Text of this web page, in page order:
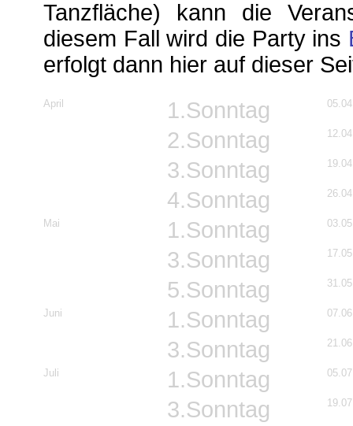
Tanzfläche) kann die
diesem Fall wird die Party ins
erfolgt dann hier auf dieser
April 1.Sonntag
2.Sonntag
3.Sonntag
4.Sonntag
Mai 1.Sonntag
3.Sonntag
5.Sonntag
Juni 1.Sonntag
3.Sonntag
Juli 1.Sonntag
3.Sonntag